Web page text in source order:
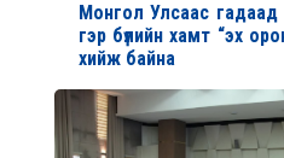
Монгол Улсаас гадаад
гэр бүлийн хамт “эх
хийж байна